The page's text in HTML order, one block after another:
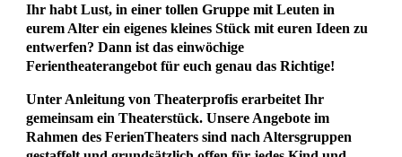
Ihr habt Lust, in einer tollen Gruppe mit Leuten in
eurem Alter ein eigenes kleines Stück mit euren Ideen zu
entwerfen? Dann ist das einwöchige
Ferientheaterangebot für euch genau das Richtige!
Unter Anleitung von Theaterprofis erarbeitet Ihr
gemeinsam ein Theaterstück. Unsere Angebote im
Rahmen des FerienTheaters sind nach Altersgruppen